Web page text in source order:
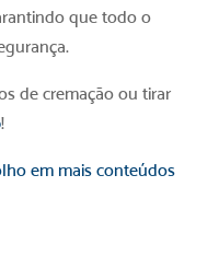
que todo o
de cremação ou tirar
!
em mais conteúdos